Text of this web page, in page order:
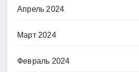
Апрель 2024
Март 2024
Февраль 2024